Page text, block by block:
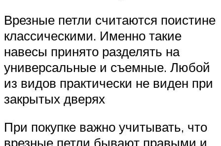
Врезные петли считаются поистине
классическими. Именно такие
навесы принято разделять на
универсальные и съемные. Любой
из видов практически не виден при
закрытых дверях
При покупке важно учитывать, что
врезные петли бывают правыми и